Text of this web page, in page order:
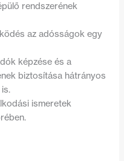
rendszerének
az adósságok egy
képzése és a
biztosítása hátrányos
ismeretek